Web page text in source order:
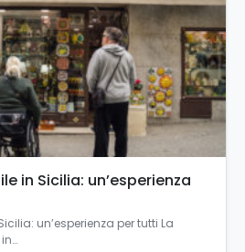
in Sicilia: un’esperienza
un’esperienza per tutti La